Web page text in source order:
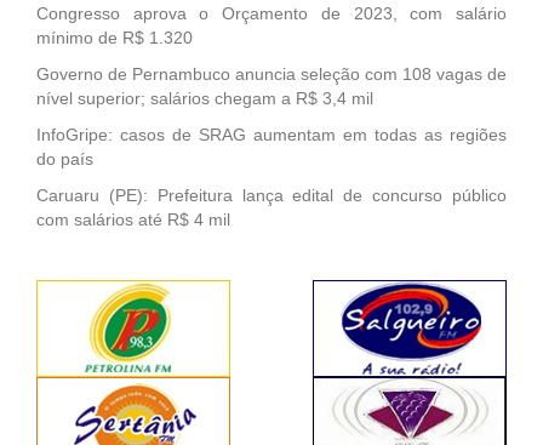
Congresso aprova o Orçamento de 2023, com salário
mínimo de R$ 1.320
Governo de Pernambuco anuncia seleção com 108 vagas de
nível superior; salários chegam a R$ 3,4 mil
InfoGripe: casos de SRAG aumentam em todas as regiões
do país
Caruaru (PE): Prefeitura lança edital de concurso público
com salários até R$ 4 mil